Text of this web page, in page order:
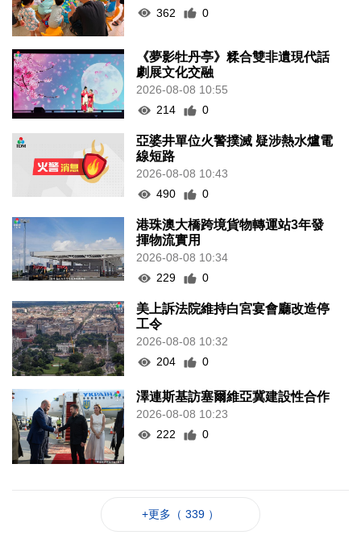
362
0
《夢影牡丹亭》糅合雙非遺現代話
劇展文化交融
2026-08-08 10:55
214
0
亞婆井單位火警撲滅 疑涉熱水爐電
線短路
2026-08-08 10:43
490
0
港珠澳大橋跨境貨物轉運站3年發
揮物流實用
2026-08-08 10:34
229
0
美上訴法院維持白宮宴會廳改造停
工令
2026-08-08 10:32
204
0
澤連斯基訪塞爾維亞冀建設性合作
2026-08-08 10:23
222
0
+更多（ 339 ）